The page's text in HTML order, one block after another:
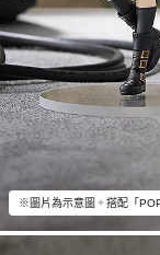
※圖片為示意圖。搭配「